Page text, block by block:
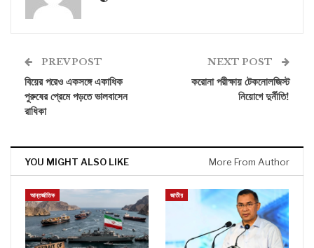
PREV POST
বিয়ের পরেও একসঙ্গে একাধিক
পুরুষের প্রেমে পড়তে ভালবাসেন
রাধিকা
NEXT POST
করোনা পরীক্ষায় টেকনোলজিস্ট
নিয়োগে দুর্নীতি!
YOU MIGHT ALSO LIKE More From Author
আন্তর্জাতিক জাতীয়